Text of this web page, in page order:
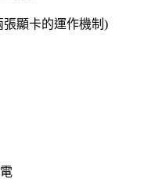
顯卡的運作機制)